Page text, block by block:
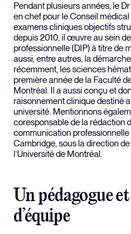
Pendant plusieurs années, le
en chef pour le Conseil
examens cliniques objectifs
depuis 2010, il œuvre au sein
professionnelle (DIP) à titre de
aussi, entre autres, la
récemment, les sciences
première année de la Faculté
Montréal. Il a aussi conçu et
raisonnement clinique destiné
université. Mentionnons
coresponsable de la rédaction
communication professionnelle
Cambridge, sous la direction
l’Université de Montréal.
Un pédagogue
d’équipe